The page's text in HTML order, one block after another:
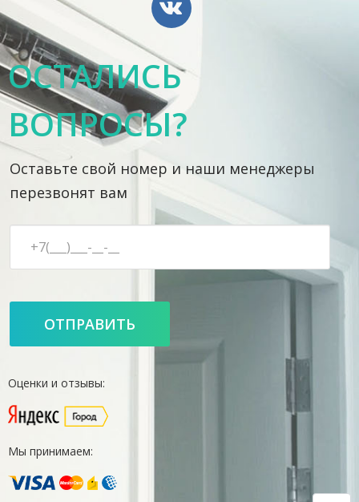
ОСТАЛИСЬ
ВОПРОСЫ?
Оставьте свой номер и наши менеджеры
перезвонят вам
Оценки и отзывы:
Мы принимаем: